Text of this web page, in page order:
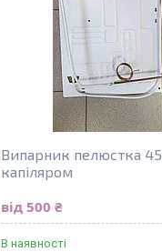
Випарник пелюстка
капіляром
від 500 ₴
В наявності